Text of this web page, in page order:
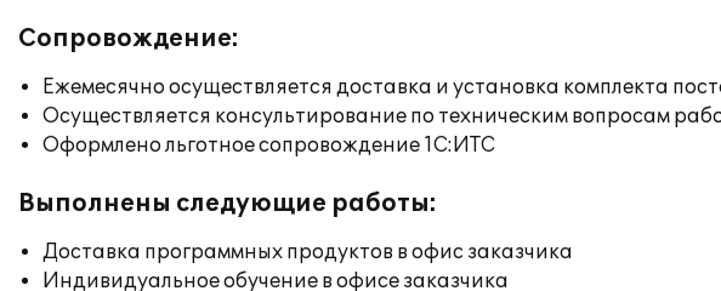
Сопровождение:
Ежемесячно осуществляется доставка и установка комплекта
Осуществляется консультирование по техническим вопросам
Оформлено льготное сопровождение 1С:ИТС
Выполнены следующие работы:
Доставка программных продуктов в офис заказчика
Индивидуальное обучение в офисе заказчика